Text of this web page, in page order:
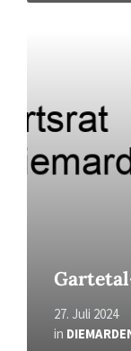
27. Juli 2024
in